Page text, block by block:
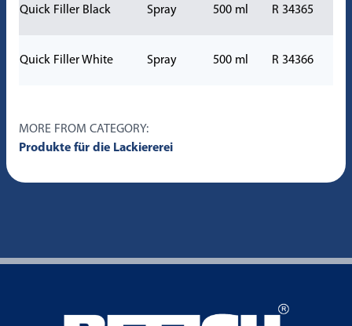
Quick Filler Black Spray 500 ml R 34365
Quick Filler White Spray 500 ml R 34366
MORE FROM CATEGORY:
Produkte für die Lackiererei